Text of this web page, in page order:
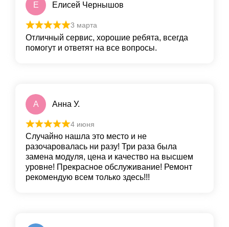
Е Елисей Чернышов
3 марта
Отличный сервис, хорошие ребята, всегда
помогут и ответят на все вопросы.
А Анна У.
4 июня
Случайно нашла это место и не
разочаровалась ни разу! Три раза была
замена модуля, цена и качество на высшем
уровне! Прекрасное обслуживание! Ремонт
рекомендую всем только здесь!!!